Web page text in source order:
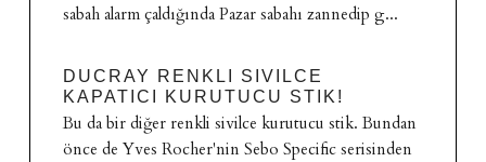
sabah alarm çaldığında Pazar sabahı zannedip g...
DUCRAY RENKLI SIVILCE
KAPATICI KURUTUCU STIK!
Bu da bir diğer renkli sivilce kurutucu stik. Bundan
önce de Yves Rocher'nin Sebo Specific serisinden